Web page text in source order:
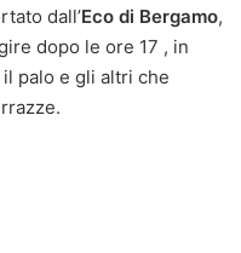
dall’Eco di Bergamo,
dopo le ore 17 , in
palo e gli altri che